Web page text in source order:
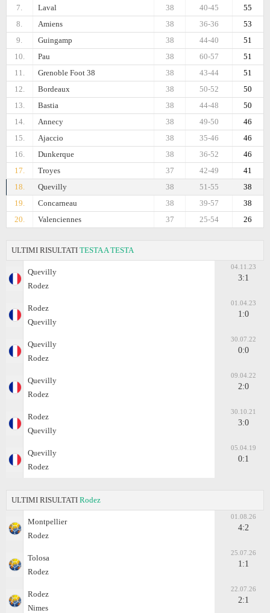
7. Laval 55
40-45
38
8.
Amiens 53
36-36
38
9.
Guingamp 51
44-40
38
10.
Pau 51
60-57
38
11.
Grenoble Foot 38 51
43-44
38
12.
Bordeaux 50
50-52
38
13.
Bastia 50
44-48
38
14.
Annecy 46
49-50
38
15.
Ajaccio 46
35-46
38
16.
Dunkerque 46
36-52
38
17.
Troyes 41
42-49
37
18.
Quevilly 38
51-55
38
19.
Concarneau 38
39-57
38
20.
Valenciennes 26
25-54
37
ULTIMI RISULTATI TESTA A TESTA
Quevilly
Rodez
04.11.23
3:1
Rodez
Quevilly
01.04.23
1:0
Quevilly
Rodez
30.07.22
0:0
Quevilly
Rodez
09.04.22
2:0
Rodez
Quevilly
30.10.21
3:0
Quevilly
Rodez
05.04.19
0:1
ULTIMI RISULTATI Rodez
Montpellier
Rodez
01.08.26
4:2
Tolosa
Rodez
25.07.26
1:1
Rodez
Nimes
22.07.26
2:1